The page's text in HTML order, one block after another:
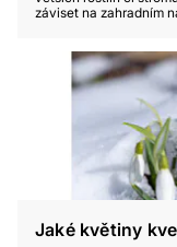
záviset na zahradním
Jaké květiny